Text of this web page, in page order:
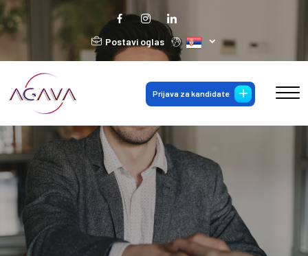
Postavi oglas
Prijava za kandidate